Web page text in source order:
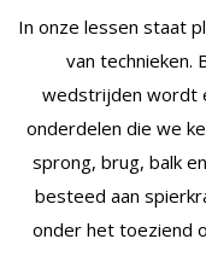
In onze lessen staat
van technieken.
wedstrijden wordt
onderdelen die we
sprong, brug, balk
besteed aan
onder het toeziend